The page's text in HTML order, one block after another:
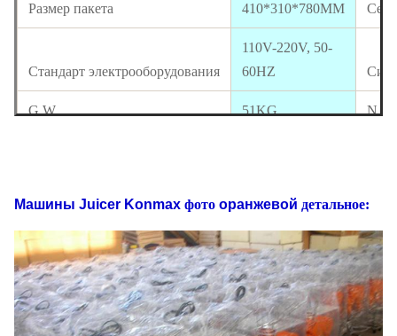
Размер пакета 410*310*780MM
Стандарт электрооборудования
110V-220V, 50-
60HZ
Сила
G.W 51KG N.W
Машины Juicer Konmax фото оранжевой детальное: